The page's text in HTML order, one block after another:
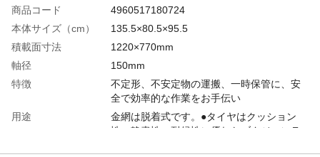
商品コード
4960517180724
本体サイズ（cm）
135.5×80.5×95.5
積載面寸法
1220×770mm
軸径
150mm
特徴
不定形、不安定物の運搬、一時保管に、安
全で効率的な作業をお手伝い
用途
金網は脱着式です。●タイヤはクッション
性・静粛性・耐候性に優れたブタジェンラ